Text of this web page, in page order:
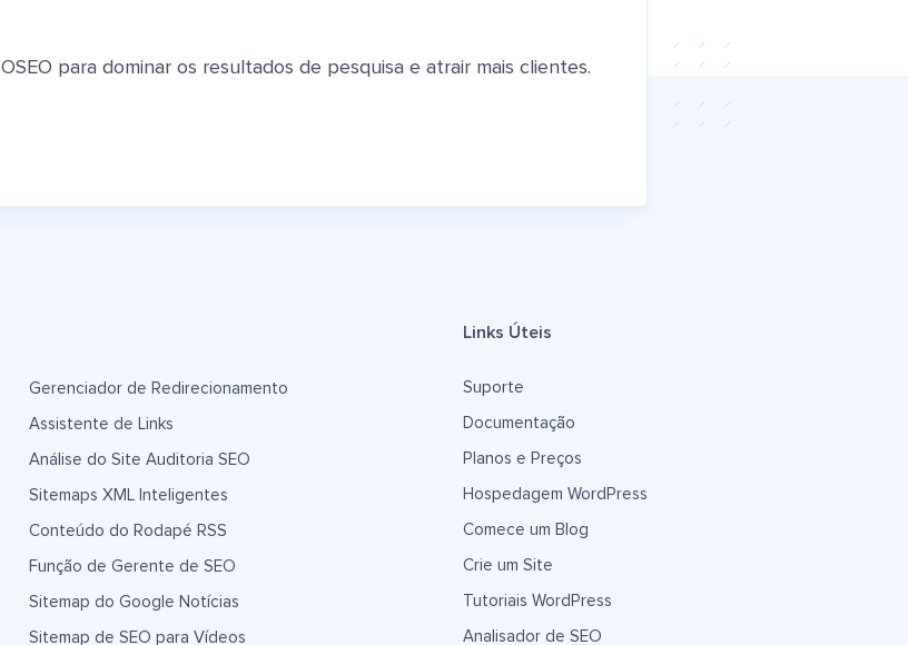
para dominar os resultados de pesquisa e atrair mais clientes.
Gerenciador de Redirecionamento
Assistente de Links
Análise do Site Auditoria SEO
Sitemaps XML Inteligentes
Conteúdo do Rodapé RSS
Função de Gerente de SEO
Sitemap do Google Notícias
Sitemap de SEO para Vídeos
Links Úteis
Suporte
Documentação
Planos e Preços
Hospedagem WordPress
Comece um Blog
Crie um Site
Tutoriais WordPress
Analisador de SEO